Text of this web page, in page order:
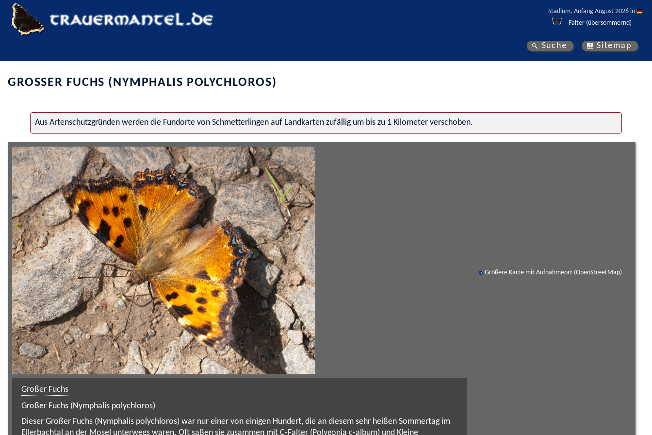
Stadium, Anfang August 2026 in
Falter (übersommernd)
Suche Sitemap
GROSSER FUCHS (NYMPHALIS POLYCHLOROS)
Aus Artenschutzgründen werden die Fundorte von Schmetterlingen auf Landkarten zufällig um bis zu 1 Kilometer verschoben.
Großer Fuchs
Großer Fuchs (Nymphalis polychloros)
Dieser Großer Fuchs (Nymphalis polychloros) war nur einer von einigen Hundert, die an diesem sehr heißen Sommertag im
Ellerbachtal an der Mosel unterwegs waren. Oft saßen sie zusammen mit C-Falter (Polygonia c-album) und Kleine
Größere Karte mit Aufnahmeort (OpenStreetMap)